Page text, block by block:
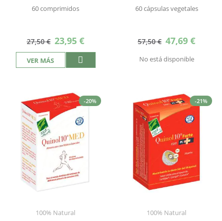
60 comprimidos
27,50 € Precio
especial
23,95 €
VER MÁS
60 cápsulas vegetales
57,50 € Precio
especial
47,69 €
No está disponible
-20%
100% Natural
-21%
100% Natural